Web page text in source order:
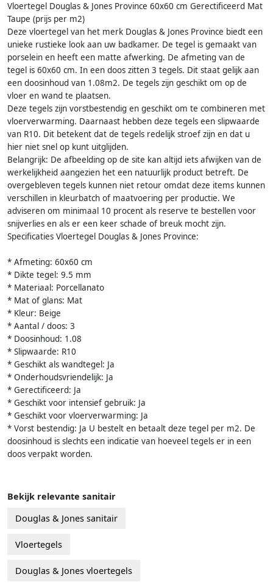
Vloertegel Douglas & Jones Province 60x60 cm Gerectificeerd Mat
Taupe (prijs per m2)
Deze vloertegel van het merk Douglas & Jones Province biedt een
unieke rustieke look aan uw badkamer. De tegel is gemaakt van
porselein en heeft een matte afwerking. De afmeting van de
tegel is 60x60 cm. In een doos zitten 3 tegels. Dit staat gelijk aan
een doosinhoud van 1.08m2. De tegels zijn geschikt om op de
vloer en wand te plaatsen.
Deze tegels zijn vorstbestendig en geschikt om te combineren met
vloerverwarming. Daarnaast hebben deze tegels een slipwaarde
van R10. Dit betekent dat de tegels redelijk stroef zijn en dat u
hier niet snel op kunt uitglijden.
Belangrijk: De afbeelding op de site kan altijd iets afwijken van de
werkelijkheid aangezien het een natuurlijk product betreft. De
overgebleven tegels kunnen niet retour omdat deze items kunnen
verschillen in kleurbatch of maatvoering per productie. We
adviseren om minimaal 10 procent als reserve te bestellen voor
snijverlies en als er een keer schade of breuk mocht zijn.
Specificaties Vloertegel Douglas & Jones Province:
* Afmeting: 60x60 cm
* Dikte tegel: 9.5 mm
* Materiaal: Porcellanato
* Mat of glans: Mat
* Kleur: Beige
* Aantal / doos: 3
* Doosinhoud: 1.08
* Slipwaarde: R10
* Geschikt als wandtegel: Ja
* Onderhoudsvriendelijk: Ja
* Gerectificeerd: Ja
* Geschikt voor intensief gebruik: Ja
* Geschikt voor vloerverwarming: Ja
* Vorst bestendig: Ja U bestelt en betaalt deze tegel per m2. De
doosinhoud is slechts een indicatie van hoeveel tegels er in een
doos verpakt worden.
Bekijk relevante sanitair
Douglas & Jones sanitair
Vloertegels
Douglas & Jones vloertegels